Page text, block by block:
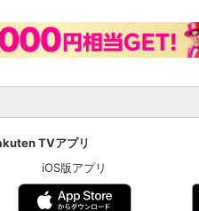
TVアプリ
iOS版アプリ